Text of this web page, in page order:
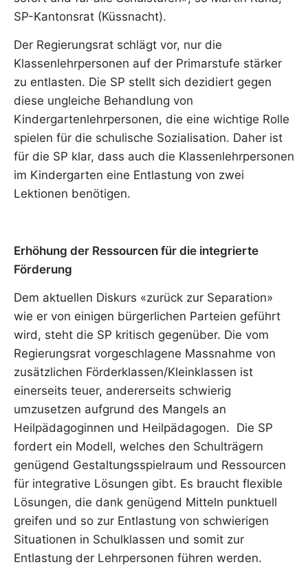
SP-Kantonsrat (Küssnacht).
Der Regierungsrat schlägt vor, nur die
Klassenlehrpersonen auf der Primarstufe stärker
zu entlasten. Die SP stellt sich dezidiert gegen
diese ungleiche Behandlung von
Kindergartenlehrpersonen, die eine wichtige Rolle
spielen für die schulische Sozialisation. Daher ist
für die SP klar, dass auch die Klassenlehrpersonen
im Kindergarten eine Entlastung von zwei
Lektionen benötigen.
Erhöhung der Ressourcen für die integrierte
Förderung
Dem aktuellen Diskurs «zurück zur Separation»
wie er von einigen bürgerlichen Parteien geführt
wird, steht die SP kritisch gegenüber. Die vom
Regierungsrat vorgeschlagene Massnahme von
zusätzlichen Förderklassen/Kleinklassen ist
einerseits teuer, andererseits schwierig
umzusetzen aufgrund des Mangels an
Heilpädagoginnen und Heilpädagogen. Die SP
fordert ein Modell, welches den Schulträgern
genügend Gestaltungsspielraum und Ressourcen
für integrative Lösungen gibt. Es braucht flexible
Lösungen, die dank genügend Mitteln punktuell
greifen und so zur Entlastung von schwierigen
Situationen in Schulklassen und somit zur
Entlastung der Lehrpersonen führen werden.